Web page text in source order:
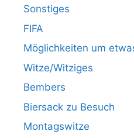
Sonstiges
FIFA
Möglichkeiten um
Witze/Witziges
Bembers
Biersack zu Besuch
Montagswitze